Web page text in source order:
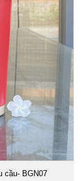
cầu- BGN07